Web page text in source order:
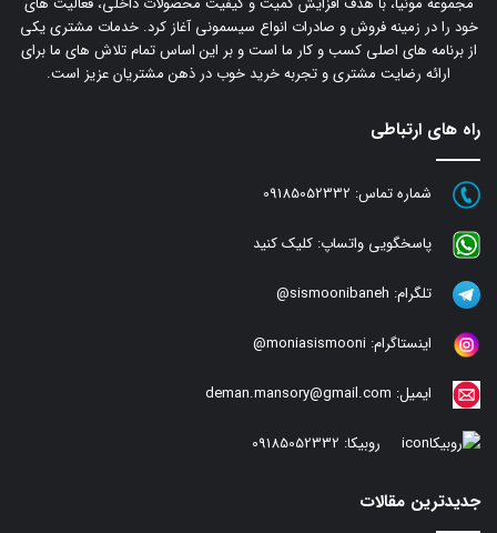
خود را در زمینه فروش و صادرات انواع سیسمونی آغاز کرد. خدمات مشتری یکی
از برنامه های اصلی کسب و کار ما است و بر این اساس تمام تلاش های ما برای
ارائه رضایت مشتری و تجربه خرید خوب در ذهن مشتریان عزیز است.
راه های ارتباطی
شماره تماس: 09185052332
پاسخگویی واتساپ: کلیک کنید
تلگرام: sismoonibaneh@
اینستاگرام: moniasismooni@
ایمیل: deman.mansory@gmail.com
روبیکا: 09185052332
جدیدترین مقالات